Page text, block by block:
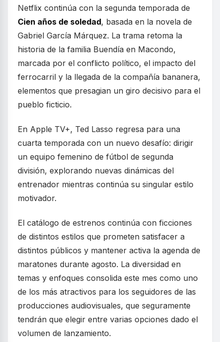
Netflix continúa con la segunda temporada de
Cien años de soledad, basada en la novela de
Gabriel García Márquez. La trama retoma la
historia de la familia Buendía en Macondo,
marcada por el conflicto político, el impacto del
ferrocarril y la llegada de la compañía bananera,
elementos que presagian un giro decisivo para el
pueblo ficticio.
En Apple TV+, Ted Lasso regresa para una
cuarta temporada con un nuevo desafío: dirigir
un equipo femenino de fútbol de segunda
división, explorando nuevas dinámicas del
entrenador mientras continúa su singular estilo
motivador.
El catálogo de estrenos continúa con ficciones
de distintos estilos que prometen satisfacer a
distintos públicos y mantener activa la agenda de
maratones durante agosto. La diversidad en
temas y enfoques consolida este mes como uno
de los más atractivos para los seguidores de las
producciones audiovisuales, que seguramente
tendrán que elegir entre varias opciones dado el
volumen de lanzamiento.